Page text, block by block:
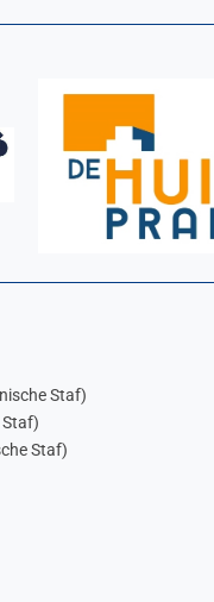
Staf)
Staf)
Staf)